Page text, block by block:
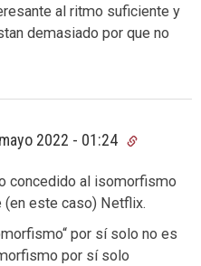
al ritmo suficiente y
demasiado por que no
2022 - 01:24
concedido al isomorfismo
(en este caso) Netflix.
por sí solo no es
por sí solo